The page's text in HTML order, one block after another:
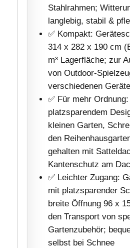
Stahlrahmen;
langlebig, stabil &
✅ Kompakt:
314 x 282 x 190 cm
m³ Lagerfläche; zur
von Outdoor-
verschiedenen
✅ Für mehr
platzsparendem
kleinen Garten,
den
gehalten mit
Kantenschutz am
✅ Leichter Zugang:
mit platzsparender
breite Öffnung 96 x
den Transport von
Gartenzubehör;
selbst bei Schnee